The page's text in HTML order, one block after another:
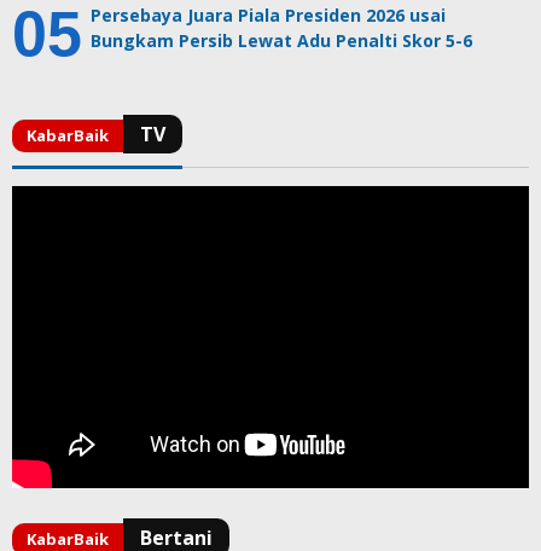
Persebaya Juara Piala Presiden 2026 usai
Bungkam Persib Lewat Adu Penalti Skor 5-6